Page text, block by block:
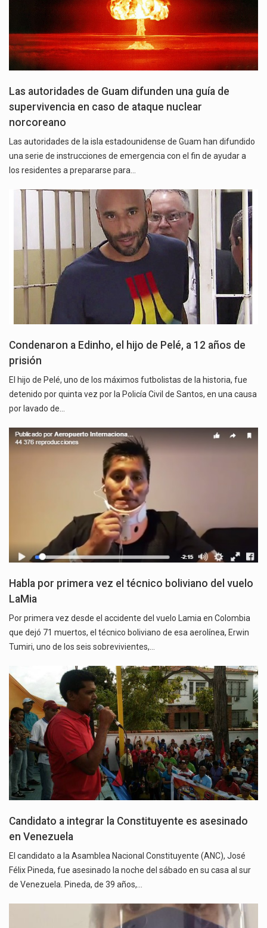
Las autoridades de Guam difunden una guía de
supervivencia en caso de ataque nuclear
norcoreano
Las autoridades de la isla estadounidense de Guam han difundido
una serie de instrucciones de emergencia con el fin de ayudar a
los residentes a prepararse para…
Condenaron a Edinho, el hijo de Pelé, a 12 años de
prisión
El hijo de Pelé, uno de los máximos futbolistas de la historia, fue
detenido por quinta vez por la Policía Civil de Santos, en una causa
por lavado de…
Habla por primera vez el técnico boliviano del vuelo
LaMia
Por primera vez desde el accidente del vuelo Lamia en Colombia
que dejó 71 muertos, el técnico boliviano de esa aerolínea, Erwin
Tumiri, uno de los seis sobrevivientes,…
Candidato a integrar la Constituyente es asesinado
en Venezuela
El candidato a la Asamblea Nacional Constituyente (ANC), José
Félix Pineda, fue asesinado la noche del sábado en su casa al sur
de Venezuela. Pineda, de 39 años,…